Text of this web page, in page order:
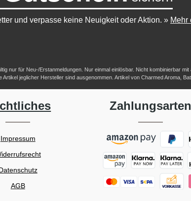
und verpasse keine Neuigkeit oder Aktion. » Mehr
nur für Neu-/Erstanmeldungen. Nur einmal einlösbar. Nicht kombinierbar
Artikel jeglicher Hersteller sind ausgenommen. Artikel von Charmed Aroma,
Impressum
AGB
Zahlungsarten